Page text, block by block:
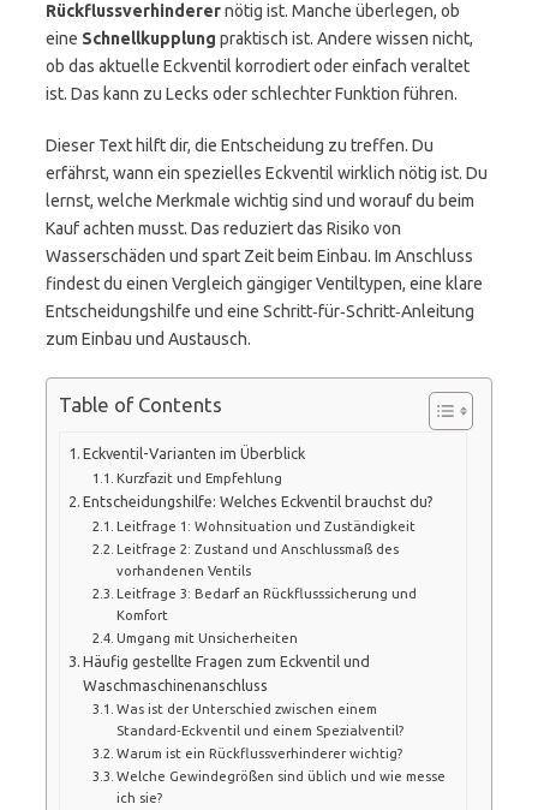
Rückflussverhinderernötig ist. Manche überlegen, ob
eine Schnellkupplung praktisch ist. Andere wissen nicht,
ob das aktuelle Eckventil korrodiert oder einfach veraltet
ist. Das kann zu Lecks oder schlechter Funktion führen.
Dieser Text hilft dir, die Entscheidung zu treffen. Du
erfährst, wann ein spezielles Eckventil wirklich nötig ist. Du
lernst, welche Merkmale wichtig sind und worauf du beim
Kauf achten musst. Das reduziert das Risiko von
Wasserschäden und spart Zeit beim Einbau. Im Anschluss
findest du einen Vergleich gängiger Ventiltypen, eine klare
Entscheidungshilfe und eine Schritt‑für‑Schritt‑Anleitung
zum Einbau und Austausch.
Table of Contents
Eckventil-Varianten im Überblick
Kurzfazit und Empfehlung
Entscheidungshilfe: Welches Eckventil brauchst du?
Leitfrage 1: Wohnsituation und Zuständigkeit
Leitfrage 2: Zustand und Anschlussmaß des
vorhandenen Ventils
Leitfrage 3: Bedarf an Rückflusssicherung und
Komfort
Umgang mit Unsicherheiten
Häufig gestellte Fragen zum Eckventil und
Waschmaschinenanschluss
Was ist der Unterschied zwischen einem
Standard‑Eckventil und einem Spezialventil?
Warum ist ein Rückflussverhinderer wichtig?
Welche Gewindegrößen sind üblich und wie messe
ich sie?